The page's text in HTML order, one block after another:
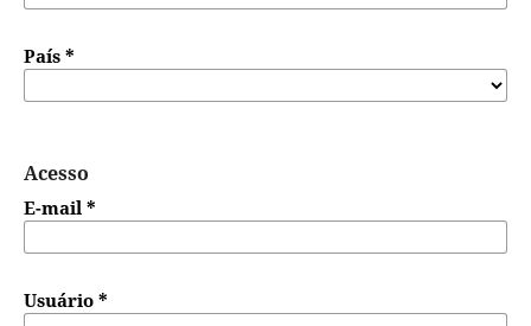
País*
Acesso
E-mail*
Usuário*